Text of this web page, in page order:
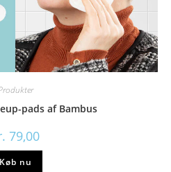
pads af Bambus
79,00
Køb nu